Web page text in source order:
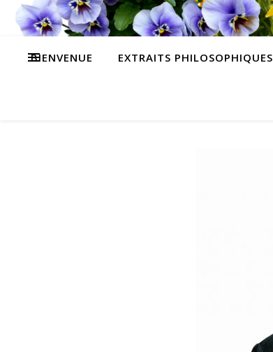
BIENVENUE EXTRAITS PHILOSOPHIQUES